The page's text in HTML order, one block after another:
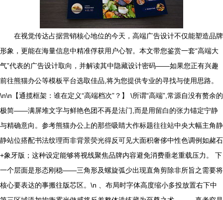
在视觉传达占据营销核心地位的今天，高端广告设计不仅能塑造品牌
形象，更能在海量信息中精准俘获用户心智。本文带您鉴赏一套“高端大
气”代表的广告设计取向，并解读其中隐藏设计密码——如果您正有兴趣
前往熊猫办公等模板平台选取佳品,将为您提供专业的寻找与使用思路。
\n\n【通揽框架：谁在定义“高端档次”？】 \所谓“高端”,常源自没有赘余的
极简——满屏堆文字与鲜艳色团不再是法门,而是用留白的张力锚定宁静
与精确意向。参考熊猫办公上的那些吸睛大作标题往往站中央大幅主角静
静站位搭配书法纹理而非背景荧光得反可见大面积奢侈中性色调例如赭石
+象牙版；这种设定能够将视线聚焦品牌内容避免消费垂老重载压力。 下
一个层面是形态刚稳——三角形及螺旋弧少出现直角剪除非所旨之需要将
核心要表达的事搬往版芯区。\n 、布局时字体高度缩小多投放置右下中